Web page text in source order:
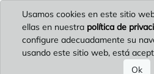
Usamos cookies en este sitio
ellas en nuestra política de
configure adecuadamente su
usando este sitio web, está
Ok